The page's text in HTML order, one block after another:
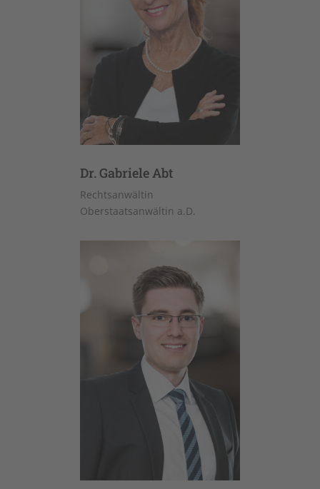
Dr. Gabriele Abt
Rechtsanwältin
Oberstaatsanwältin a.D.